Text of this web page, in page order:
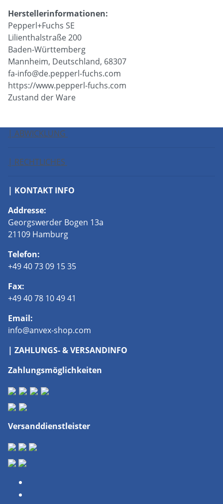
Herstellerinformationen:
Pepperl+Fuchs SE
Lilienthalstraße 200
Baden-Württemberg
Mannheim, Deutschland, 68307
fa-info@de.pepperl-fuchs.com
https://www.pepperl-fuchs.com
Zustand der Ware
| ABWICKLUNG
| RECHTLICHES
| KONTAKT INFO
Addresse:
Georgswerder Bogen 13a
21109 Hamburg
Telefon:
+49 40 73 09 15 35
Fax:
+49 40 78 10 49 41
Email:
info@anvex-shop.com
| ZAHLUNGS- & VERSANDINFO
Zahlungsmöglichkeiten
Versanddienstleister